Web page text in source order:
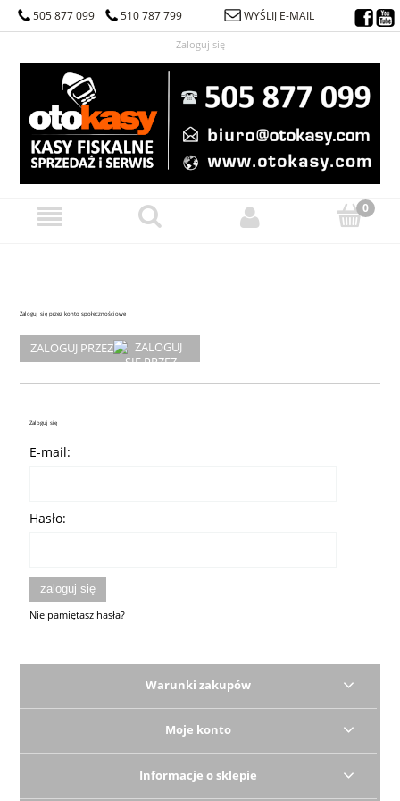
505 877 099 510 787 799 WYŚLIJ E-MAIL
Zaloguj się
Zaloguj się przez konto społecznościowe
ZALOGUJ PRZEZ
Zaloguj się
E-mail:
Hasło:
zaloguj się
Nie pamiętasz hasła?
Warunki zakupów
Moje konto
Informacje o sklepie